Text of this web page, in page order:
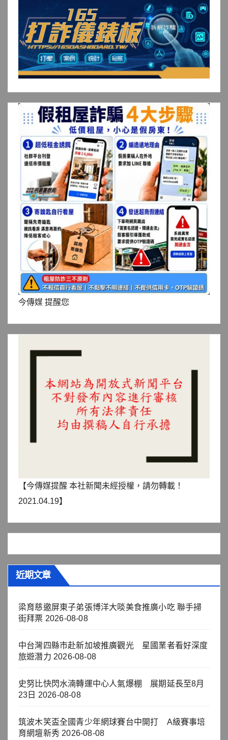
今傳媒 提醒您
【今傳媒提醒 本社新聞未經授權，請勿轉載！
2021.04.19】
近期文章
梁育慈邀屏東子弟張博洋大啖美食推廣小吃 聯手掃
街拜票 2026-08-08
中台灣四縣市赴新加坡推廣觀光 星國業者看好深度
旅遊潛力 2026-08-08
史努比快閃水湳轉運中心人氣爆棚 展期延長至8月
23日 2026-08-08
筑波木笑盃全國青少年網球賽台中開打 A級賽事培
育網壇新秀 2026-08-08